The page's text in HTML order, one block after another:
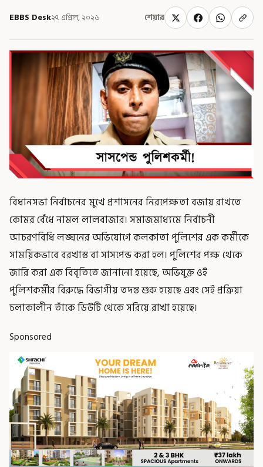
EBBS Desk২৭ এপ্রিল, ২০২৬ শেয়ার
বিধানসভা নির্বাচনের মুখে প্রশাসনের নিরপেক্ষতা বজায় রাখতে
কোমর বেঁধে নামল লালবাজার। সমাজমাধ্যমে নির্বাচনী
আচরণবিধি লঙ্ঘনের অভিযোগে কলকাতা পুলিশের এক কর্মীকে
সাময়িকভাবে বরখাস্ত বা সাসপেন্ড করা হল। পুলিশের পক্ষ থেকে
জারি করা এক বিবৃতিতে জানানো হয়েছে, অভিযুক্ত ওই
পুলিশকর্মীর বিরুদ্ধে বিভাগীয় তদন্ত শুরু হয়েছে এবং সেই প্রক্রিয়া
চলাকালীন তাঁকে ডিউটি থেকে সরিয়ে রাখা হয়েছে।
Sponsored